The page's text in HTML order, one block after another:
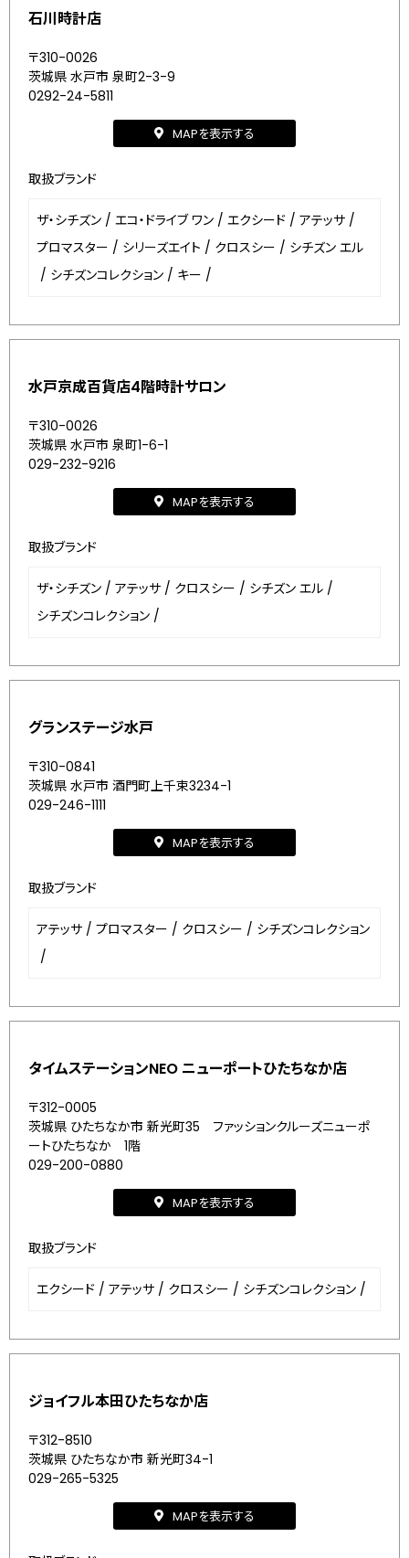
石川時計店
〒310-0026
茨城県 水戸市 泉町2-3-9
0292-24-5811
MAPを表示する
取扱ブランド
ザ・シチズン / エコ・ドライブ ワン / エクシード / アテッサ /
プロマスター / シリーズエイト / クロスシー / シチズン エル
/ シチズンコレクション / キー /
水戸京成百貨店4階時計サロン
〒310-0026
茨城県 水戸市 泉町1-6-1
029-232-9216
MAPを表示する
取扱ブランド
ザ・シチズン / アテッサ / クロスシー / シチズン エル /
シチズンコレクション /
グランステージ水戸
〒310-0841
茨城県 水戸市 酒門町上千束3234-1
029-246-1111
MAPを表示する
取扱ブランド
アテッサ / プロマスター / クロスシー / シチズンコレクション
/
タイムステーションNEO ニューポートひたちなか店
〒312-0005
茨城県 ひたちなか市 新光町35 ファッションクルーズニューポ
ートひたちなか 1階
029-200-0880
MAPを表示する
取扱ブランド
エクシード / アテッサ / クロスシー / シチズンコレクション /
ジョイフル本田ひたちなか店
〒312-8510
茨城県 ひたちなか市 新光町34-1
029-265-5325
MAPを表示する